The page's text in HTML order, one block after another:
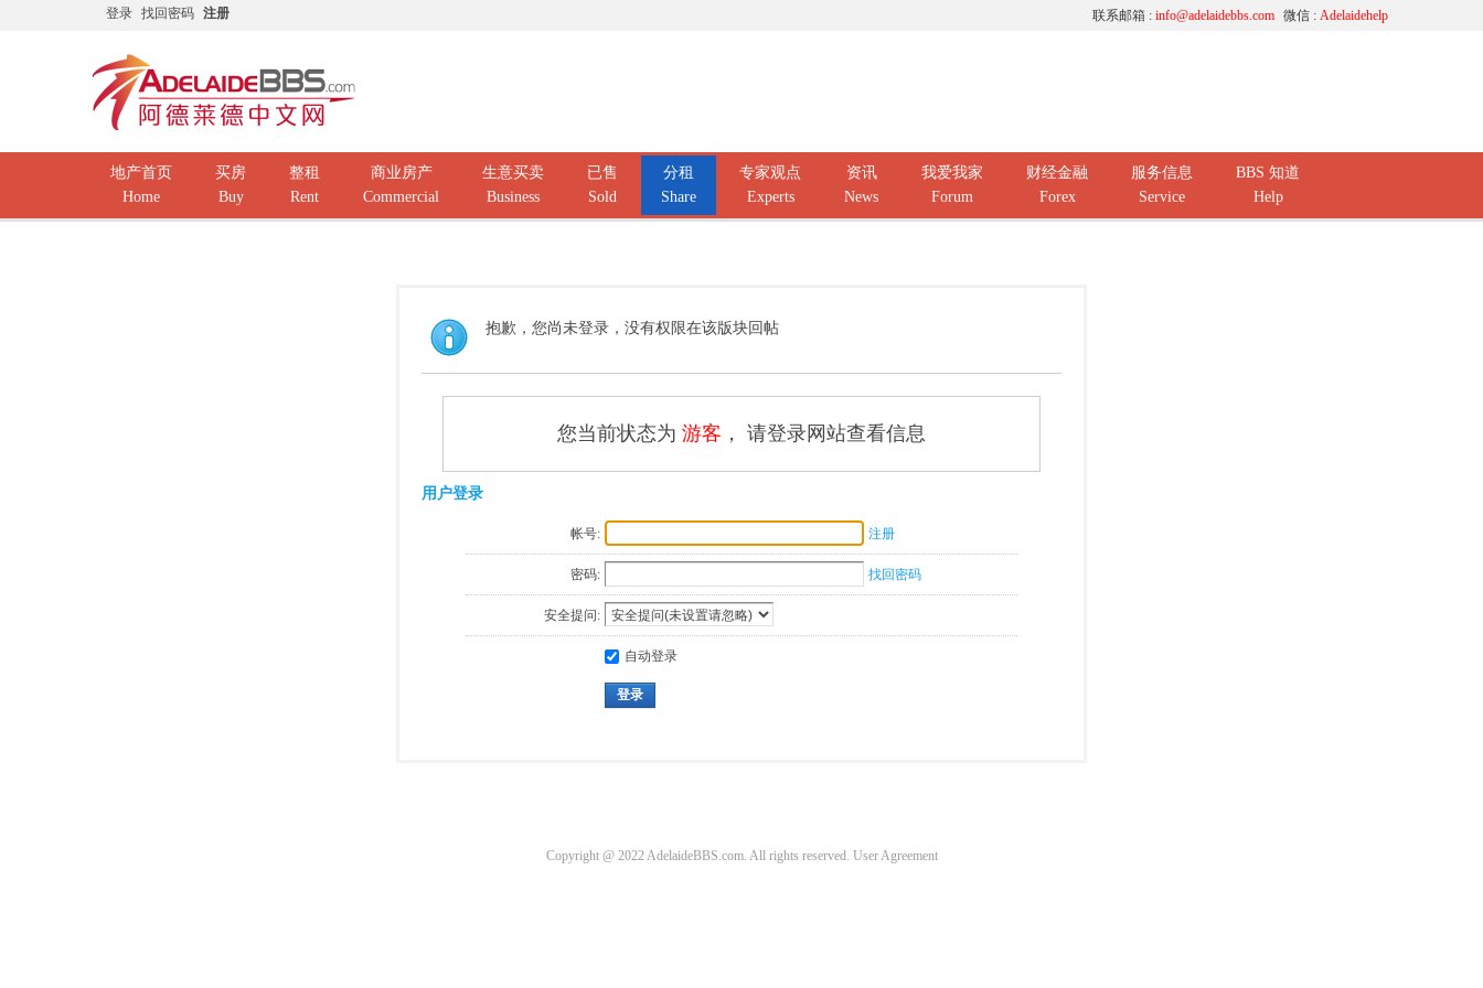
登录 找回密码 注册 微信 : Adelaidehelp
联系邮箱 : info@adelaidebbs.com
地产首页
Home
买房
Buy
整租
Rent
商业房产
Commercial
生意买卖
Business
已售
Sold
分租
Share
专家观点
Experts
资讯
News
我爱我家
Forum
财经金融
Forex
服务信息
Service
BBS 知道
Help
抱歉，您尚未登录，没有权限在该版块回帖
您当前状态为 游客 ， 请登录网站查看信息
用户登录
帐号: 注册
密码: 找回密码
安全提问:
自动登录
登录
Copyright @ 2022 AdelaideBBS.com. All rights reserved. User Agreement